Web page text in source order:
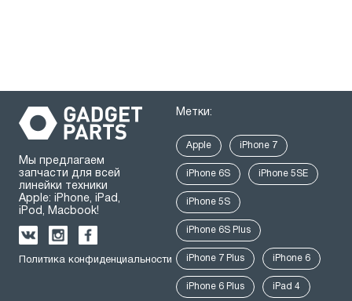
Мы предлагаем
запчасти для всей
линейки техники
Apple: iPhone, iPad,
iPod, Macbook!
Политика конфиденциальности
Метки:
Apple iPhone 7
iPhone 6S iPhone 5SE
iPhone 5S
iPhone 6S Plus
iPhone 7 Plus iPhone 6
iPhone 6 Plus iPad 4